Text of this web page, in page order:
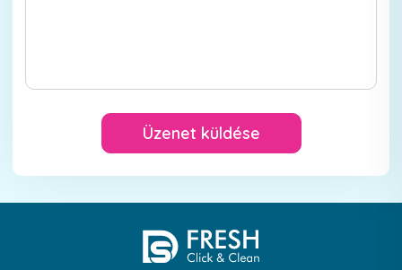
Üzenet küldése